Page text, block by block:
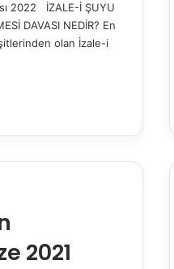
2022 İZALE-İ ŞUYU
DAVASI NEDİR? En
olan İzale-i
2021